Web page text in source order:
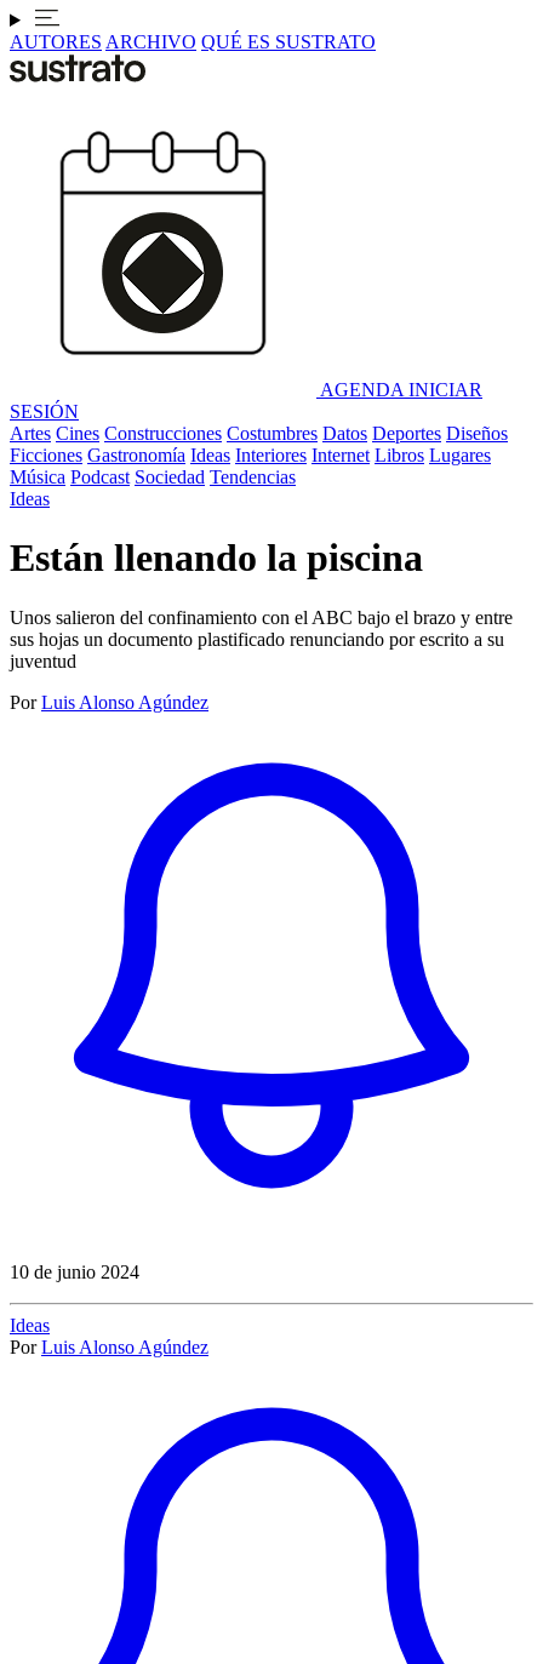
AUTORES ARCHIVO QUÉ ES SUSTRATO
AGENDA INICIAR
SESIÓN
Artes Cines Construcciones Costumbres Datos Deportes Diseños
Ficciones Gastronomía Ideas Interiores Internet Libros Lugares
Música Podcast Sociedad Tendencias
Ideas
Están llenando la piscina
Unos salieron del confinamiento con el ABC bajo el brazo y entre
sus hojas un documento plastificado renunciando por escrito a su
juventud
Por Luis Alonso Agúndez
10 de junio 2024
Ideas
Por Luis Alonso Agúndez